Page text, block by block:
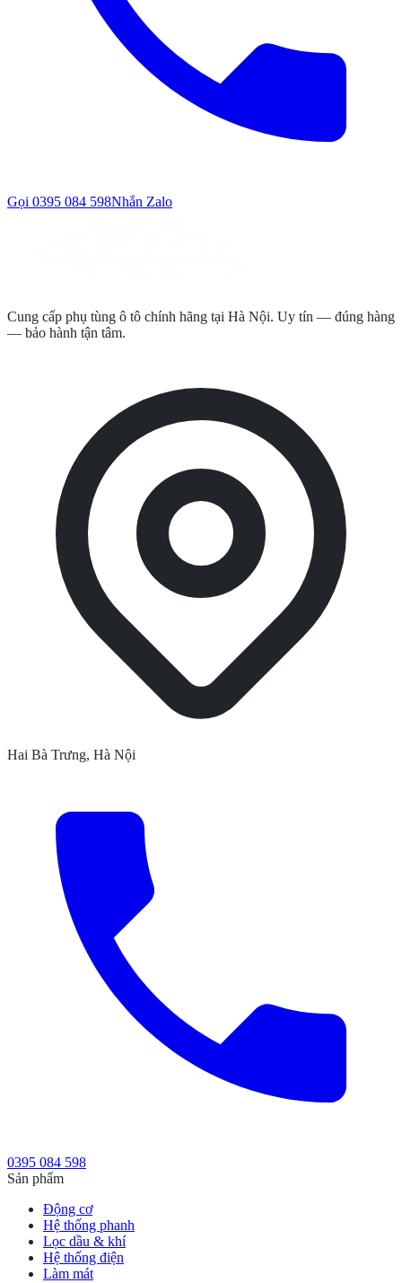
Gọi 0395 084 598Nhắn Zalo
Cung cấp phụ tùng ô tô chính hãng tại Hà Nội. Uy tín — đúng hàng
— bảo hành tận tâm.
Hai Bà Trưng, Hà Nội
0395 084 598
Sản phẩm
Động cơ
Hệ thống phanh
Lọc dầu & khí
Hệ thống điện
Làm mát